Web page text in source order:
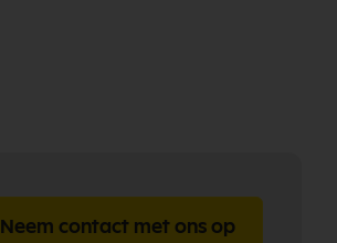
Neem contact met ons op